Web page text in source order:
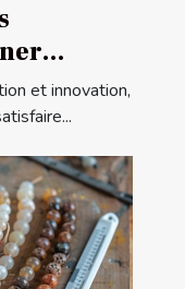
et innovation,